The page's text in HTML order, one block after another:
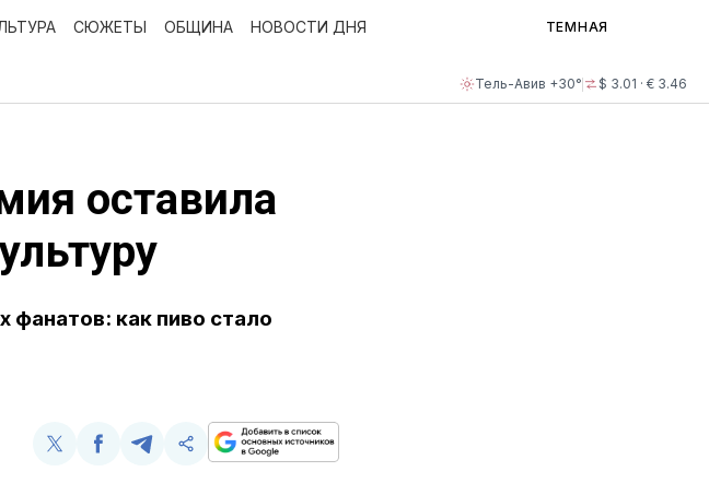
Тель-Авив +30° $ 3.01 · € 3.46
СЮЖЕТЫ ОБЩИНА НОВОСТИ ДНЯ ТЕМНАЯ
оставила
фанатов: как пиво стало
Поделиться
Поделиться
Поделиться
Скопируйте